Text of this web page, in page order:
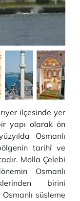
ilçesinde yer
yapı olarak ön
Osmanlı
tarihî ve
Molla Çelebi
Osmanlı
birini
süsleme